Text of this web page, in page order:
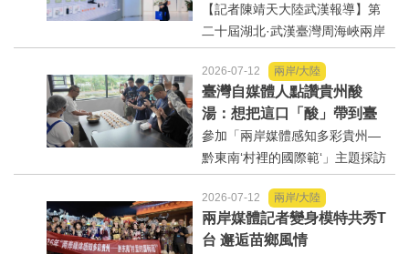
好人好事/人物介紹
媒體感知多彩貴州—黔...
【記者陳靖天大陸武漢報導】第
二十屆湖北·武漢臺灣周海峽兩岸
（武漢）數智產業合作交流會10
日下午在武漢舉行，兩岸百餘名
專家學者、行業代表熱議數智產
業發展和合作機遇。會上，武漢
東湖高新區發佈...
2026-07-12 兩岸/大陸
臺灣自媒體人點讚貴州酸
湯：想把這口「酸」帶到臺
灣去
參加「兩岸媒體感知多彩貴州—
黔東南‘村裡的國際範‘」主題採訪
活動的海峽兩岸30餘名媒體記者
走進貴州玉夢食品（集團）有限
公司，感受貴州特色酸湯帶來的
獨特味蕾體驗【記者陳靖天大陸
2026-07-12 兩岸/大陸
兩岸媒體記者變身模特共秀T
台 邂逅苗鄉風情